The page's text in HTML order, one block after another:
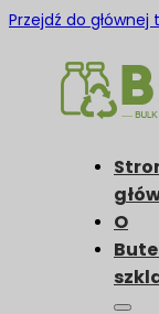
Przejdź do głównej
O